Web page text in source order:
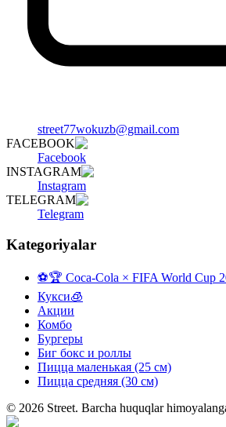
street77wokuzb@gmail.com
FACEBOOK
Facebook
INSTAGRAM
Instagram
TELEGRAM
Telegram
Kategoriyalar
⚽️🏆 Coca-Cola × FIFA World Cup
Кукси🧊
Акции
Комбо
Бургеры
Биг бокс и роллы
Пицца маленькая (25 см)
Пицца средняя (30 см)
© 2026 Street. Barcha huquqlar